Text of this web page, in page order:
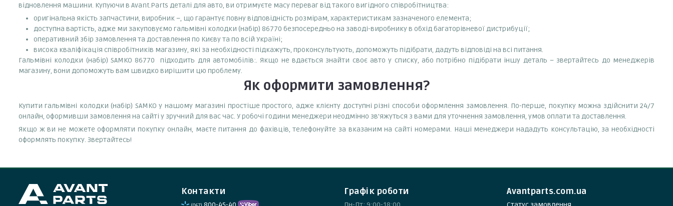
відновлення машини. Купуючи в Avant.Parts деталі для авто, ви отримуєте масу переваг від такого вигідного співробітництва:
оригінальна якість запчастини, виробник –, що гарантує повну відповідність розмірам, характеристикам зазначеного елемента;
доступна вартість, адже ми закуповуємо гальмівні колодки (набір) 86770 безпосередньо на заводі-виробнику в обхід багаторівневої дистрибуції;
оперативний збір замовлення та доставлення по Києву та по всій Україні;
висока кваліфікація співробітників магазину, які за необхідності підкажуть, проконсультують, допоможуть підібрати, дадуть відповіді на всі питання.
Гальмівні колодки (набір) SAMKO 86770 підходить для автомобілів:. Якщо не вдається знайти своє авто у списку, або потрібно підібрати іншу деталь – звертайтесь до менеджерів
магазину, вони допоможуть вам швидко вирішити цю проблему.
Як оформити замовлення?
Купити гальмівні колодки (набір) SAMKO у нашому магазині простіше простого, адже клієнту доступні різні способи оформлення замовлення. По-перше, покупку можна здійснити 24/7
онлайн, оформивши замовлення на сайті у зручний для вас час. У робочі години менеджери неодмінно зв'яжуться з вами для уточнення замовлення, умов оплати та доставлення.
Якщо ж ви не можете оформляти покупку онлайн, маєте питання до фахівців, телефонуйте за вказаним на сайті номерами. Наші менеджери нададуть консультацію, за необхідності
оформлять покупку. Звертайтесь!
Контакти Графік роботи Avantparts.com.ua